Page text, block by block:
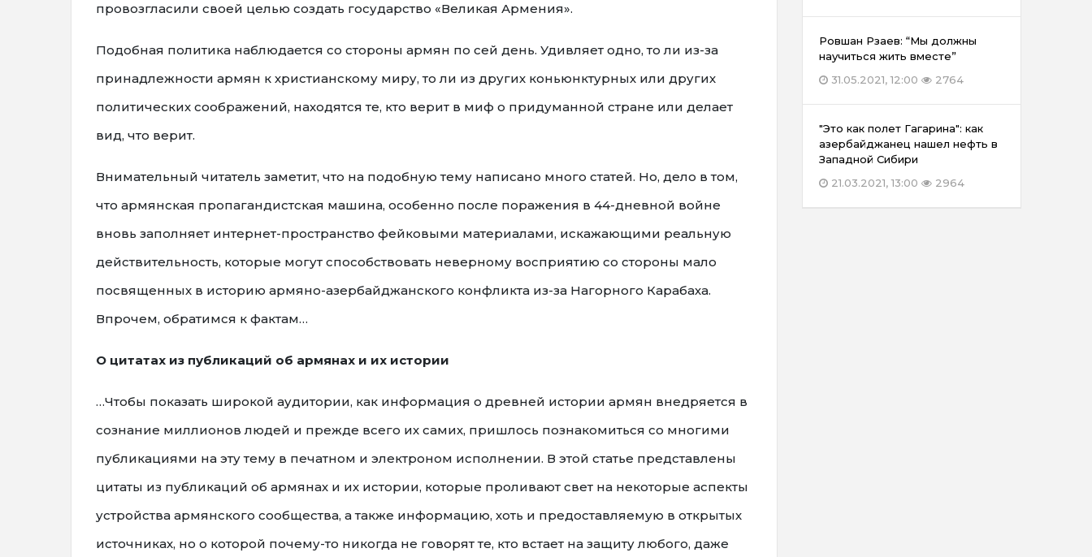
провозгласили своей целью создать государство «Великая Армения».
Подобная политика наблюдается со стороны армян по сей день. Удивляет одно, то ли из-за
принадлежности армян к христианскому миру, то ли из других коньюнктурных или других
политических соображений, находятся те, кто верит в миф о придуманной стране или делает
вид, что верит.
Внимательный читатель заметит, что на подобную тему написано много статей. Но, дело в том,
что армянская пропагандистская машина, особенно после поражения в 44-дневной войне
вновь заполняет интернет-пространство фейковыми материалами, искажающими реальную
действительность, которые могут способствовать неверному восприятию со стороны мало
посвященных в историю армяно-азербайджанского конфликта из-за Нагорного Карабаха.
Впрочем, обратимся к фактам…
О цитатах из публикаций об армянах и их истории
…Чтобы показать широкой аудитории, как информация о древней истории армян внедряется в
сознание миллионов людей и прежде всего их самих, пришлось познакомиться со многими
публикациями на эту тему в печатном и электроном исполнении. В этой статье представлены
цитаты из публикаций об армянах и их истории, которые проливают свет на некоторые аспекты
устройства армянского сообщества, а также информацию, хоть и предоставляемую в открытых
источниках, но о которой почему-то никогда не говорят те, кто встает на защиту любого, даже
Ровшан Рзаев: “Мы должны
научиться жить вместе”
31.05.2021, 12:00
2764
"Это как полет Гагарина": как
азербайджанец нашел нефть в
Западной Сибири
21.03.2021, 13:00
2964